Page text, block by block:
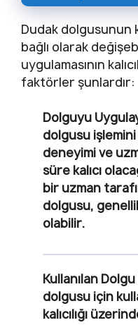
Dudak dolgusunun
bağlı olarak
uygulamasının
faktörler şunlardır:
Dolguyu
dolgusu
deneyimi ve
süre kalıcı
bir uzman
dolgusu,
olabilir.
Kullanılan
dolgusu için
kalıcılığı